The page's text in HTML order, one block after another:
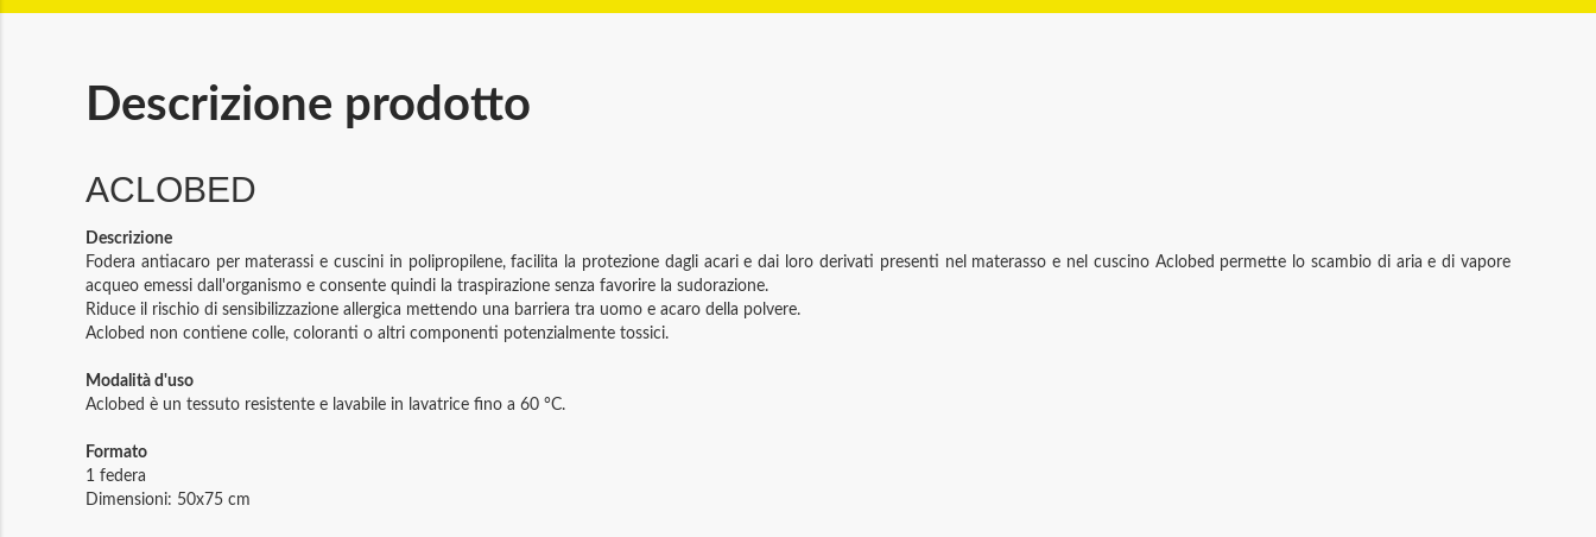
Descrizione prodotto
ACLOBED
Descrizione
Fodera antiacaro per materassi e cuscini in polipropilene, facilita la protezione dagli acari e dai loro derivati presenti nel materasso e nel cuscino Aclobed permette lo scambio di aria e di vapore
acqueo emessi dall'organismo e consente quindi la traspirazione senza favorire la sudorazione.
Riduce il rischio di sensibilizzazione allergica mettendo una barriera tra uomo e acaro della polvere.
Aclobed non contiene colle, coloranti o altri componenti potenzialmente tossici.
Modalità d'uso
Aclobed è un tessuto resistente e lavabile in lavatrice fino a 60 °C.
Formato
1 federa
Dimensioni: 50x75 cm